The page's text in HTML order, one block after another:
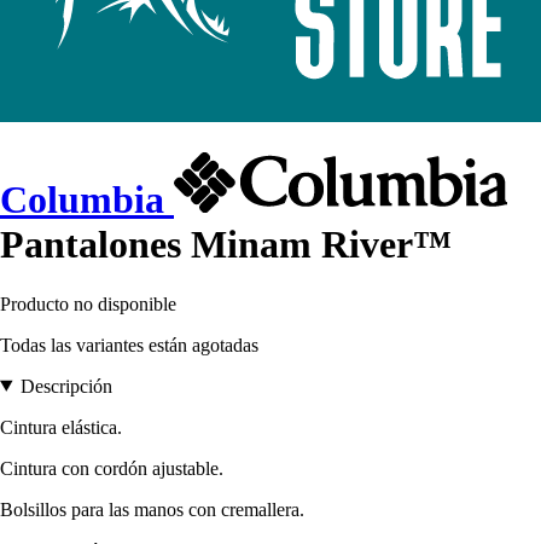
Columbia
Pantalones Minam River™
Producto no disponible
Todas las variantes están agotadas
Descripción
Cintura elástica.
Cintura con cordón ajustable.
Bolsillos para las manos con cremallera.